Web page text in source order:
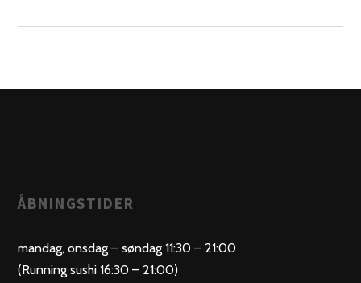
ÅBNINGSTIDER
mandag, onsdag – søndag 11:30 – 21:00
(Running sushi 16:30 – 21:00)